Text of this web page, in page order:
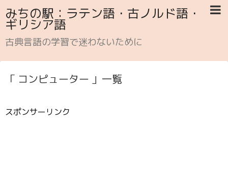
みちの駅：ラテン語・古ノルド語・
ギリシア語
古典言語の学習で迷わないために
「 コンピューター 」一覧
スポンサーリンク